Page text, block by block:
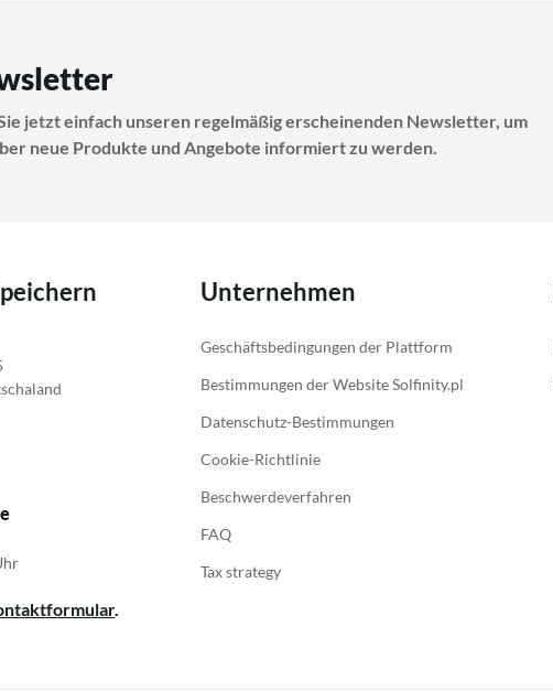
jetzt einfach unseren regelmäßig erscheinenden Newsletter, um
neue Produkte und Angebote informiert zu werden.
.
Unternehmen
Geschäftsbedingungen der Plattform
Bestimmungen der Website Solfinity.pl
Datenschutz-Bestimmungen
Cookie-Richtlinie
Beschwerdeverfahren
FAQ
Tax strategy